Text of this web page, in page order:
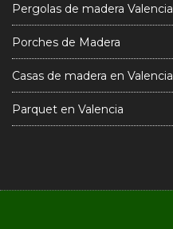
Pergolas de madera Valencia
Porches de Madera
Casas de madera en Valencia
Parquet en Valencia